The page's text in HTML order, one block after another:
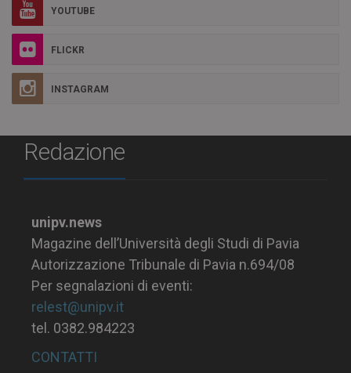
YOUTUBE
FLICKR
INSTAGRAM
Redazione
unipv.news
Magazine dell’Università degli Studi di Pavia
Autorizzazione Tribunale di Pavia n.694/08
Per segnalazioni di eventi:
relest@unipv.it
tel. 0382.984223
CONTATTI